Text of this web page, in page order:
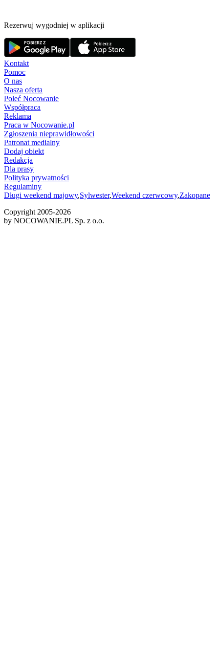
Rezerwuj wygodniej w aplikacji
Kontakt
Pomoc
O nas
Nasza oferta
Poleć Nocowanie
Współpraca
Reklama
Praca w Nocowanie.pl
Zgłoszenia nieprawidłowości
Patronat medialny
Dodaj obiekt
Redakcja
Dla prasy
Polityka prywatności
Regulaminy
Długi weekend majowy,Sylwester,Weekend czerwcowy,Zakopane
Copyright 2005-2026
by NOCOWANIE.PL Sp. z o.o.